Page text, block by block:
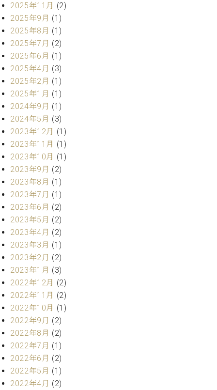
ェ
ッ
シ
ョ
ナ
ル
W.
ホ
フ
マ
ン
ト
ラ
デ
ィ
シ
ョ
ン
W.
ホ
フ
マ
ン
ヴ
ィ
ジ
ン
C.BECHSTEIN
Digital(ベ
ヒ
シ
本
社
：
八
王
・
技
術
業
セ
ン
タ
ー
タ
ッ
フ
ご
挨
拶
術
者
紹
介
展示
情報
【ユ
ーロ
ピア
ノ特
選中
古】
2025年11月 (2)
2025年9月 (1)
2025年8月 (1)
2025年7月 (2)
2025年6月 (1)
2025年4月 (3)
2025年2月 (1)
2025年1月 (1)
2024年9月 (1)
2024年5月 (3)
2023年12月 (1)
2023年11月 (1)
2023年10月 (1)
2023年9月 (2)
2023年8月 (1)
2023年7月 (1)
2023年6月 (2)
2023年5月 (2)
2023年4月 (2)
2023年3月 (1)
2023年2月 (2)
2023年1月 (3)
2022年12月 (2)
2022年11月 (2)
2022年10月 (1)
2022年9月 (2)
2022年8月 (2)
2022年7月 (1)
2022年6月 (2)
2022年5月 (1)
2022年4月 (2)